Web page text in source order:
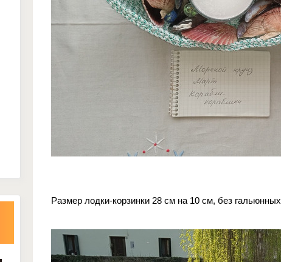
Размер лодки-корзинки 28 см на 10 см, без гальюнных